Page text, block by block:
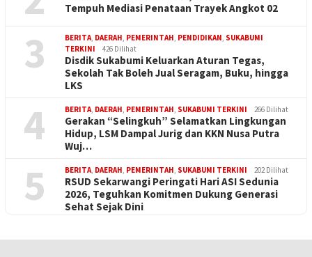
Tempuh Mediasi Penataan Trayek Angkot 02
3 BERITA, DAERAH, PEMERINTAH, PENDIDIKAN, SUKABUMI
TERKINI
426 Dilihat
Disdik Sukabumi Keluarkan Aturan Tegas,
Sekolah Tak Boleh Jual Seragam, Buku, hingga
LKS
4 BERITA, DAERAH, PEMERINTAH, SUKABUMI TERKINI 266 Dilihat
Gerakan “Selingkuh” Selamatkan Lingkungan
Hidup, LSM Dampal Jurig dan KKN Nusa Putra
Wuj…
5 BERITA, DAERAH, PEMERINTAH, SUKABUMI TERKINI 202 Dilihat
RSUD Sekarwangi Peringati Hari ASI Sedunia
2026, Teguhkan Komitmen Dukung Generasi
Sehat Sejak Dini